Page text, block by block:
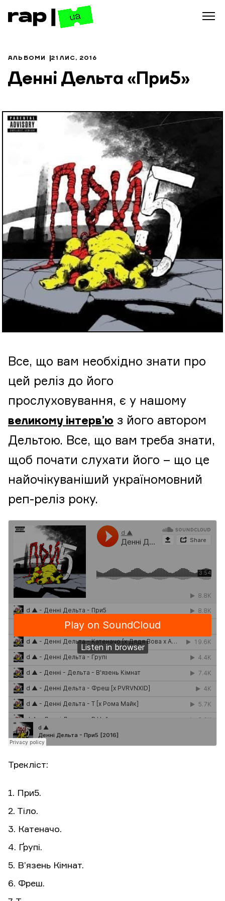
АЛЬБОМИ 21 ЛИС, 2016
Денні Дельта «При5»
Все, що вам необхідно знати про
цей реліз до його
прослуховування, є у нашому
великому інтерв’ю з його автором
Дельтою. Все, що вам треба знати,
щоб почати слухати його – що це
найочікуваніший україномовний
реп-реліз року.
Трекліст:
1. При5.
2. Тіло.
3. Катеначо.
4. Ґрупі.
5. В’язень Кімнат.
6. Фреш.